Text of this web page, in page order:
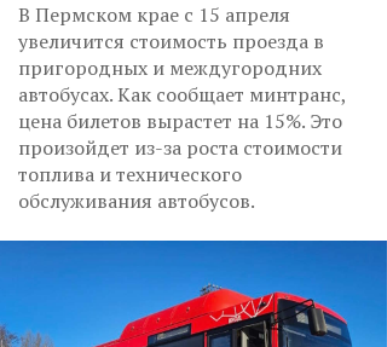
В Пермском крае с 15 апреля
увеличится стоимость проезда в
пригородных и междугородних
автобусах. Как сообщает минтранс,
цена билетов вырастет на 15%. Это
произойдет из-за роста стоимости
топлива и технического
обслуживания автобусов.